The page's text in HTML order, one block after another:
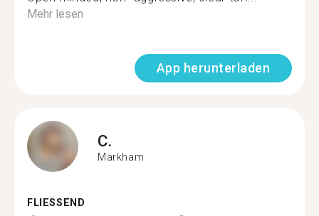
Mehr lesen
App herunterladen
C.
Markham
FLIESSEND